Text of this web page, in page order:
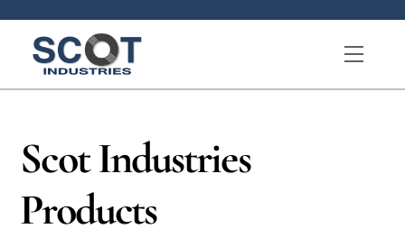
content
Menu
Scot Industries
Products